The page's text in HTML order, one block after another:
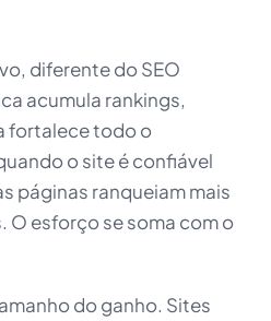
diferente do SEO
acumula rankings,
fortalece todo o
o site é confiável
páginas ranqueiam mais
O esforço se soma com o
do ganho. Sites